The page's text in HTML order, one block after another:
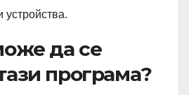
устройства.
да се
програма?